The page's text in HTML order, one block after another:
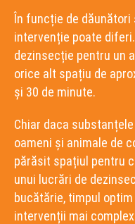
În funcție de
intervenție poate
dezinsecție pentru un
orice alt spațiu de
și 30 de minute.
Chiar daca
oameni și animale de
părăsit spațiul pentru
unui lucrări de
bucătărie, timpul
intervenții mai